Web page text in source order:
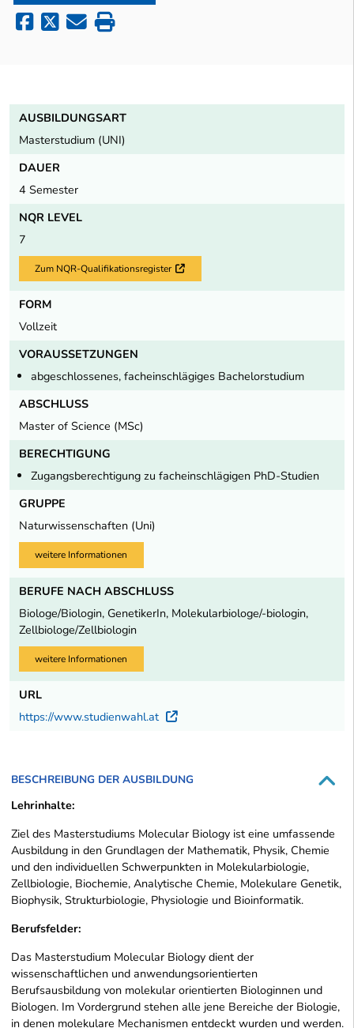
AUSBILDUNGSART
Masterstudium (UNI)
DAUER
4 Semester
NQR LEVEL
7
Zum NQR-Qualifikationsregister Externer Link
FORM
Vollzeit
VORAUSSETZUNGEN
abgeschlossenes, facheinschlägiges Bachelorstudium
ABSCHLUSS
Master of Science (MSc)
BERECHTIGUNG
Zugangsberechtigung zu facheinschlägigen PhD-Studien
GRUPPE
Naturwissenschaften (Uni)
weitere Informationen
BERUFE NACH ABSCHLUSS
Biologe/Biologin, GenetikerIn, Molekularbiologe/-biologin,
Zellbiologe/Zellbiologin
weitere Informationen
URL
https://www.studienwahl.at
Externer Link
BESCHREIBUNG DER AUSBILDUNG
Lehrinhalte:
Ziel des Masterstudiums Molecular Biology ist eine umfassende
Ausbildung in den Grundlagen der Mathematik, Physik, Chemie
und den individuellen Schwerpunkten in Molekularbiologie,
Zellbiologie, Biochemie, Analytische Chemie, Molekulare Genetik,
Biophysik, Strukturbiologie, Physiologie und Bioinformatik.
Berufsfelder:
Das Masterstudium Molecular Biology dient der
wissenschaftlichen und anwendungsorientierten
Berufsausbildung von molekular orientierten Biologinnen und
Biologen. Im Vordergrund stehen alle jene Bereiche der Biologie,
in denen molekulare Mechanismen entdeckt wurden und werden.